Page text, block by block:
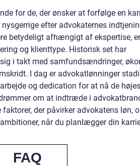
for de, der ønsker at forfølge en
efter advokaternes
betydeligt afhængigt af ekspertise,
og klienttype. Historisk set har
i takt med samfundsændringer,
I dag er advokatlønninger
og dedication for at nå de
om at indtræde i
der påvirker advokatens løn,
når du planlægger din
FAQ